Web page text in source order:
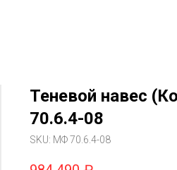
Теневой навес
70.6.4-08
SKU: МФ 70.6.4-08